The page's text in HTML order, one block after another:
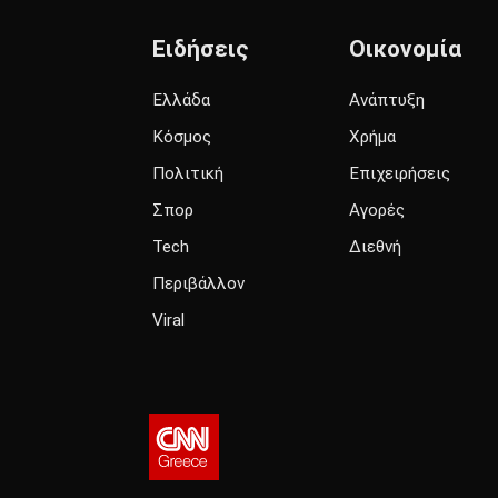
Ειδήσεις
Ελλάδα
Κόσμος
Πολιτική
Σπορ
Tech
Περιβάλλον
Viral
Οικονομία
Ανάπτυξη
Χρήμα
Επιχειρήσεις
Αγορές
Διεθνή